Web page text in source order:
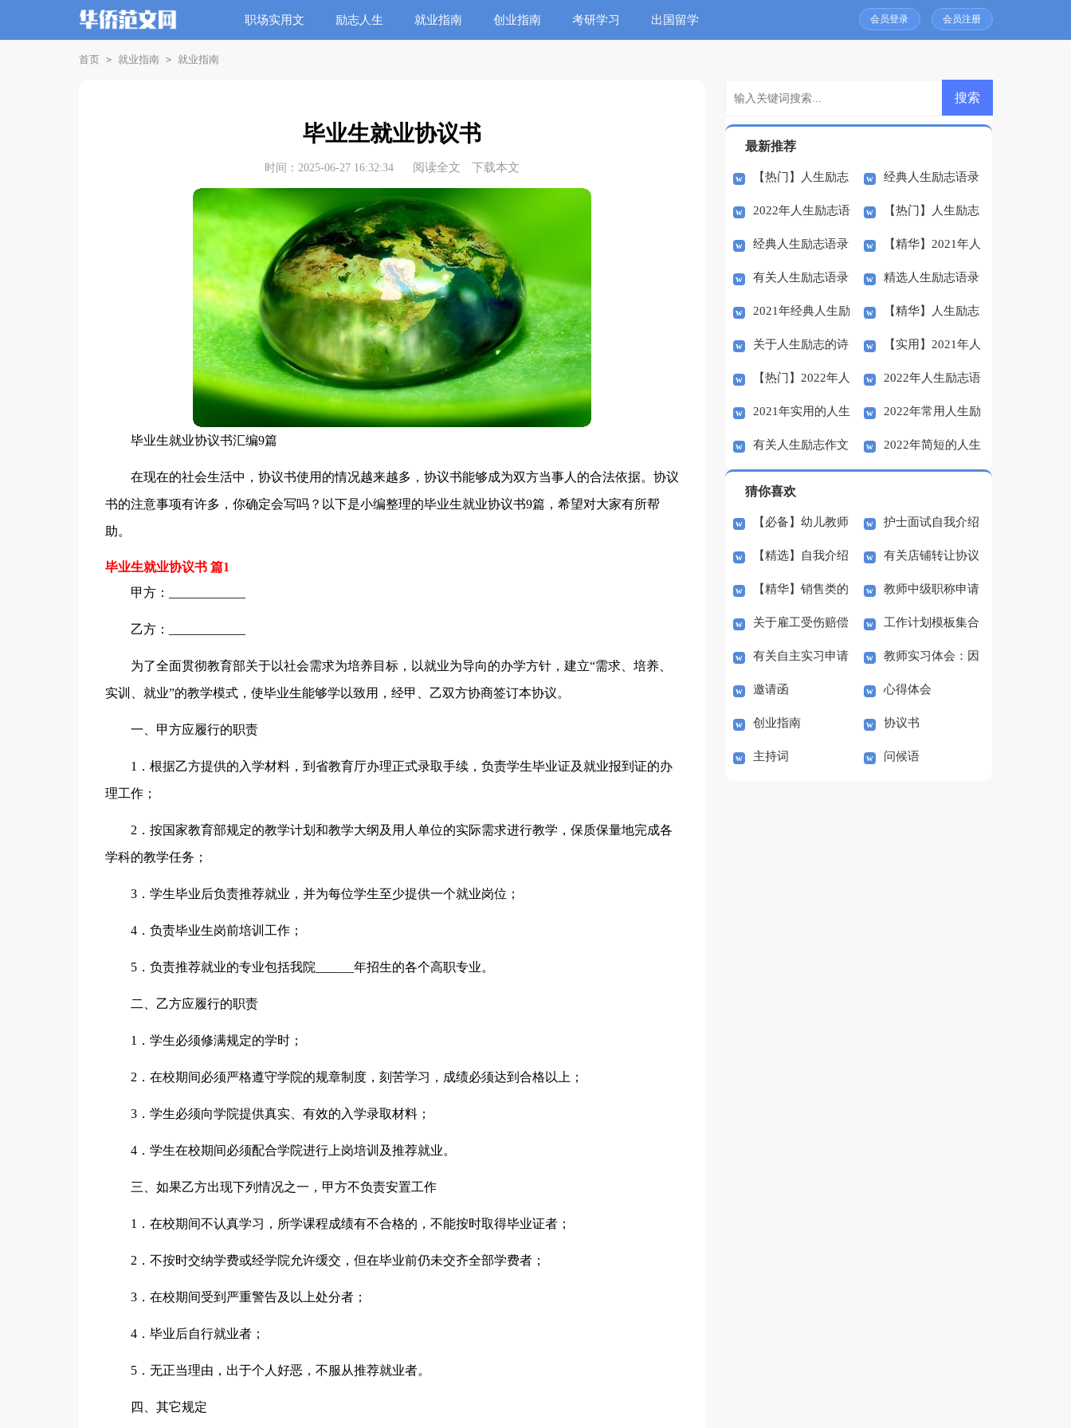
职场实用文 励志人生 就业指南 创业指南 考研学习 出国留学 会员登录 会员注册
首页 > 就业指南 > 就业指南
毕业生就业协议书
时间：2025-06-27 16:32:34 阅读全文 下载本文
毕业生就业协议书汇编9篇
在现在的社会生活中，协议书使用的情况越来越多，协议书能够成为双方当事人的合法依据。协议
书的注意事项有许多，你确定会写吗？以下是小编整理的毕业生就业协议书9篇，希望对大家有所帮
助。
毕业生就业协议书 篇1
甲方：____________
乙方：____________
为了全面贯彻教育部关于以社会需求为培养目标，以就业为导向的办学方针，建立“需求、培养、
实训、就业”的教学模式，使毕业生能够学以致用，经甲、乙双方协商签订本协议。
一、甲方应履行的职责
1．根据乙方提供的入学材料，到省教育厅办理正式录取手续，负责学生毕业证及就业报到证的办
理工作；
2．按国家教育部规定的教学计划和教学大纲及用人单位的实际需求进行教学，保质保量地完成各
学科的教学任务；
3．学生毕业后负责推荐就业，并为每位学生至少提供一个就业岗位；
4．负责毕业生岗前培训工作；
5．负责推荐就业的专业包括我院______年招生的各个高职专业。
二、乙方应履行的职责
1．学生必须修满规定的学时；
2．在校期间必须严格遵守学院的规章制度，刻苦学习，成绩必须达到合格以上；
3．学生必须向学院提供真实、有效的入学录取材料；
4．学生在校期间必须配合学院进行上岗培训及推荐就业。
三、如果乙方出现下列情况之一，甲方不负责安置工作
1．在校期间不认真学习，所学课程成绩有不合格的，不能按时取得毕业证者；
2．不按时交纳学费或经学院允许缓交，但在毕业前仍未交齐全部学费者；
3．在校期间受到严重警告及以上处分者；
4．毕业后自行就业者；
5．无正当理由，出于个人好恶，不服从推荐就业者。
四、其它规定
最新推荐
【热门】人生励志
语录摘录74条
经典人生励志语录
锦集53条
2022年人生励志语
录集锦90句
【热门】人生励志
语录摘录46句
经典人生励志语录
35条
【精华】2021年人
生励志语录大合集58句
有关人生励志语录
汇编60条
精选人生励志语录
汇编66句
2021年经典人生励
志语录集合47条
【精华】人生励志
语录大汇总81句
关于人生励志的诗
句
【实用】2021年人
生励志语录集合57句
【热门】2022年人
生励志语录汇编44条
2022年人生励志语
录72句
2021年实用的人生
励志语录大集合74条
2022年常用人生励
志语录摘录35句
有关人生励志作文 2022年简短的人生
猜你喜欢
【必备】幼儿教师
培训总结集合5篇
护士面试自我介绍
(汇编15篇)
【精选】自我介绍
的作文300字集锦八篇
有关店铺转让协议
书3篇
【精华】销售类的
实习报告锦集六篇
教师中级职称申请
书
关于雇工受伤赔偿
协议书范本（精选3
篇）
工作计划模板集合
七篇
有关自主实习申请
书3篇
教师实习体会：因
材施教
邀请函 心得体会
创业指南 协议书
主持词 问候语